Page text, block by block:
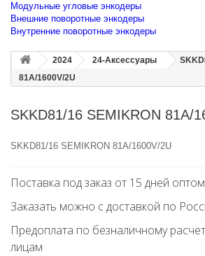
Модульные угловые энкодеры
Внешние поворотные энкодеры
Внутренние поворотные энкодеры
2024 24-Аксессуары
81A/1600V/2U
SKKD81/16 SEMIKRON 81A/
SKKD81/16 SEMIKRON 81A/1600V/2U
Поставка под заказ от 15 дней
Заказать можно с доставкой по
Предоплата по безналичному
лицам